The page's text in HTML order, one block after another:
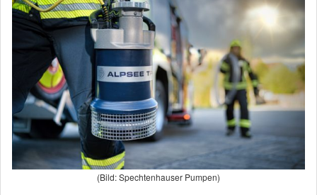
(Bild: Spechtenhauser Pumpen)